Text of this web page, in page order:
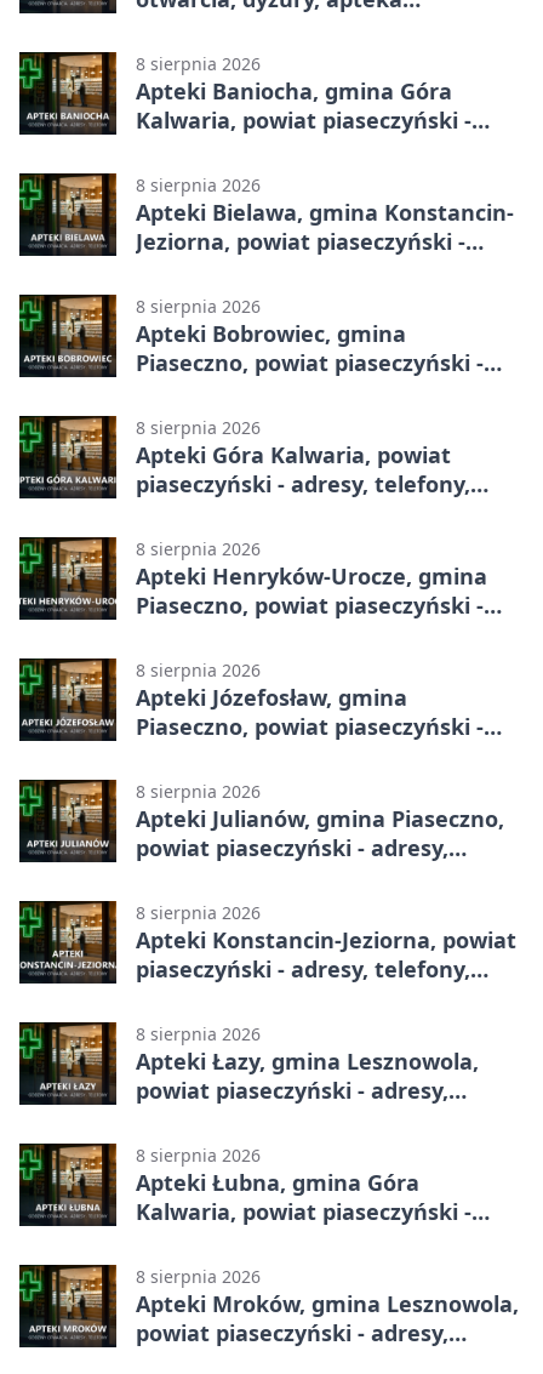
8 sierpnia 2026
Apteki Baniocha, gmina Góra
Kalwaria, powiat piaseczyński -
8 sierpnia 2026
Apteki Bielawa, gmina Konstancin-
Jeziorna, powiat piaseczyński -
8 sierpnia 2026
Apteki Bobrowiec, gmina
Piaseczno, powiat piaseczyński -
8 sierpnia 2026
Apteki Góra Kalwaria, powiat
piaseczyński - adresy, telefony,
8 sierpnia 2026
Apteki Henryków-Urocze, gmina
Piaseczno, powiat piaseczyński -
8 sierpnia 2026
Apteki Józefosław, gmina
Piaseczno, powiat piaseczyński -
8 sierpnia 2026
Apteki Julianów, gmina Piaseczno,
powiat piaseczyński - adresy,
8 sierpnia 2026
Apteki Konstancin-Jeziorna, powiat
piaseczyński - adresy, telefony,
8 sierpnia 2026
Apteki Łazy, gmina Lesznowola,
powiat piaseczyński - adresy,
8 sierpnia 2026
Apteki Łubna, gmina Góra
Kalwaria, powiat piaseczyński -
8 sierpnia 2026
Apteki Mroków, gmina Lesznowola,
powiat piaseczyński - adresy,